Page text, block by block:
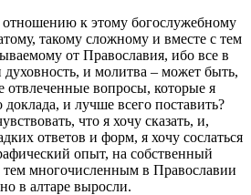
к этому богослужебному
такому сложному и вместе с тем
от Православия, ибо все в
и молитва – может быть,
вопросы, которые я
доклада, и лучше всего поставить?
что я хочу сказать, и,
ответов и форм, я хочу сослаться
опыт, на собственный
многочисленным в Православии
в алтаре выросли.